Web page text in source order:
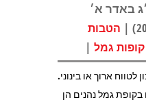
באדר א׳
הטבות
קופות גמל |
ארוך או בינוני.
גמל נהנים הן